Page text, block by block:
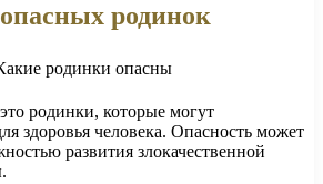
родинок
родинки, которые могут
здоровья человека. Опасность может
развития злокачественной